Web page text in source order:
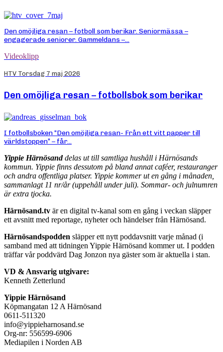
Den omöjliga resan – fotboll som berikar. Seniormässa –
engagerade seniorer. Gammeldans –...
Videoklipp
HTV Torsdag 7 maj 2026
Den omöjliga resan – fotbollsbok som berikar
I fotbollsboken “Den omöjliga resan- Från ett vitt papper till
världstoppen” – får...
Yippie Härnösanddelas ut till samtliga hushåll i Härnösands
kommun. Yippie finns dessutom på bland annat caféer, restauranger
och andra offentliga platser. Yippie kommer ut en gång i månaden,
sammanlagt 11 nr/år (uppehåll under juli). Sommar- och julnumren
är extra tjocka.
Härnösand.tv är en digital tv-kanal som en gång i veckan släpper
ett avsnitt med reportage, nyheter och händelser från Härnösand.
Härnösandspodden släpper ett nytt poddavsnitt varje månad (i
samband med att tidningen Yippie Härnösand kommer ut. I podden
träffar vår poddvärd Dag Jonzon nya gäster som är aktuella i stan.
VD & Ansvarig utgivare:
Kenneth Zetterlund
Yippie Härnösand
Köpmangatan 12 A Härnösand
0611-511320
info@yippieharnosand.se
Org-nr: 556599-6906
Mediapilen i Norden AB